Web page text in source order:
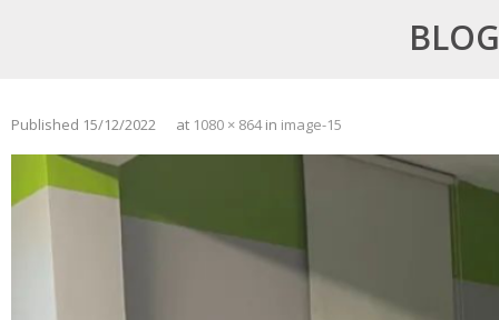
Published 15/12/2022 at 1080 × 864in image-15